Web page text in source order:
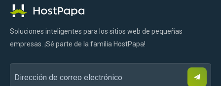
HostPapa
Soluciones inteligentes para los sitios web de pequeñas
empresas. ¡Sé parte de la familia HostPapa!
Dirección
de
u
s